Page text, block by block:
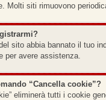
Molti siti rimuovono
sito abbia bannato il tuo
per avere assistenza.
“Cancella cookie”?
eliminerà tutti i cookie